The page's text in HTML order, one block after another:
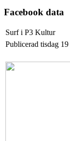
Facebook data
Surf i P3 Kultur
Publicerad tisdag